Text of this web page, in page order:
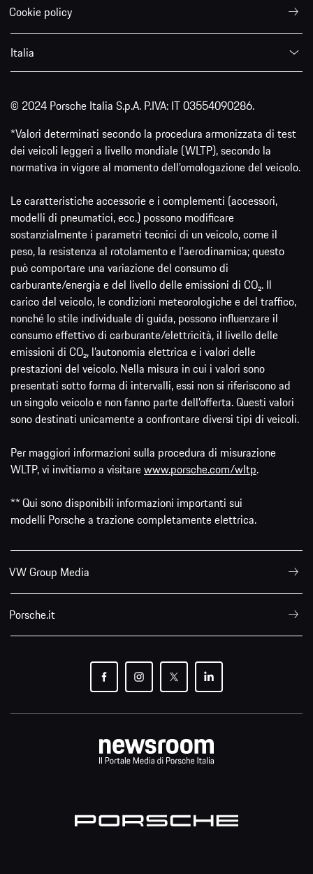
Cookie policy
Italia
© 2024 Porsche Italia S.p.A. P.IVA: IT 03554090286.
*Valori determinati secondo la procedura armonizzata di test
dei veicoli leggeri a livello mondiale (WLTP), secondo la
normativa in vigore al momento dell’omologazione del veicolo.
Le caratteristiche accessorie e i complementi (accessori,
modelli di pneumatici, ecc.) possono modificare
sostanzialmente i parametri tecnici di un veicolo, come il
peso, la resistenza al rotolamento e l'aerodinamica; questo
può comportare una variazione del consumo di
carburante/energia e del livello delle emissioni di CO₂. Il
carico del veicolo, le condizioni meteorologiche e del traffico,
nonché lo stile individuale di guida, possono influenzare il
consumo effettivo di carburante/elettricità, il livello delle
emissioni di CO₂, l’autonomia elettrica e i valori delle
prestazioni del veicolo. Nella misura in cui i valori sono
presentati sotto forma di intervalli, essi non si riferiscono ad
un singolo veicolo e non fanno parte dell'offerta. Questi valori
sono destinati unicamente a confrontare diversi tipi di veicoli.
Per maggiori informazioni sulla procedura di misurazione
WLTP, vi invitiamo a visitarewww.porsche.com/wltp.
** Qui sono disponibili informazioni importanti sui
modelli Porsche a trazione completamente elettrica.
VW Group Media
Porsche.it